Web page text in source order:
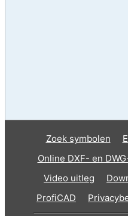
Zoek symbolen
Online DXF- en
Video uitleg
ProfiCAD